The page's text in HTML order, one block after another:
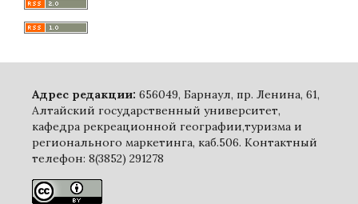
Адрес редакции: 656049, Барнаул, пр. Ленина, 61,
Алтайский государственный университет,
кафедра рекреационной географии,туризма и
регионального маркетинга, каб.506. Контактный
телефон: 8(3852) 291278